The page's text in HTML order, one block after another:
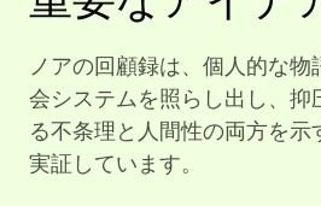
ノアの回顧録は、個人的な物
会システムを照らし出し、抑
る不条理と人間性の両方を示
実証しています。